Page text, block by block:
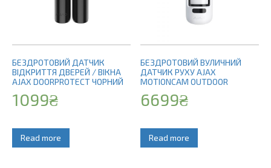
БЕЗДРОТОВИЙ ДАТЧИК
ВІДКРИТТЯ ДВЕРЕЙ / ВІКНА
AJAX DOORPROTECT ЧОРНИЙ
1099₴
Read more
БЕЗДРОТОВИЙ ВУЛИЧНИЙ
ДАТЧИК РУХУ AJAX
MOTIONCAM OUTDOOR
6699₴
Read more